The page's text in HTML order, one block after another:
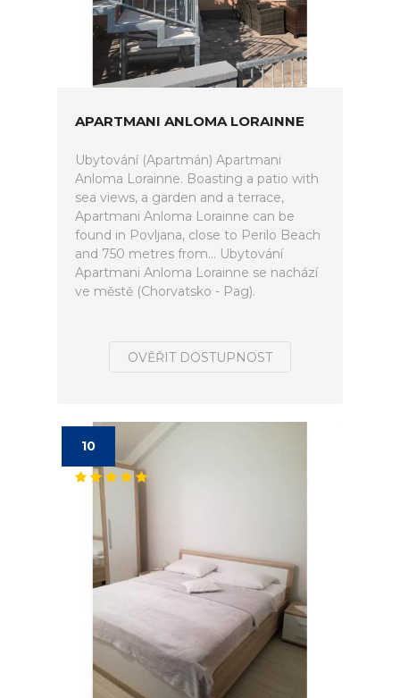
APARTMANI ANLOMA LORAINNE
Ubytování (Apartmán) Apartmani
Anloma Lorainne. Boasting a patio with
sea views, a garden and a terrace,
Apartmani Anloma Lorainne can be
found in Povljana, close to Perilo Beach
and 750 metres from... Ubytování
Apartmani Anloma Lorainne se nachází
ve městě (Chorvatsko - Pag).
OVĚŘIT DOSTUPNOST
10